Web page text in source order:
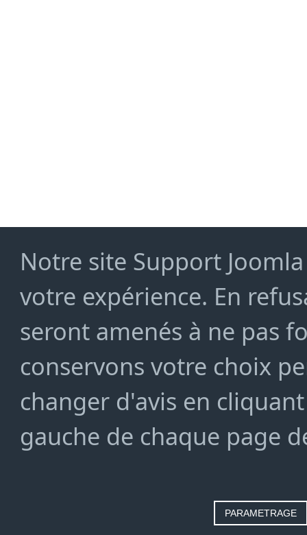
Notre site Support
votre expérience. En
seront amenés à ne pas
conservons votre choix
changer d'avis en
gauche de chaque page
PARAMETRAGE